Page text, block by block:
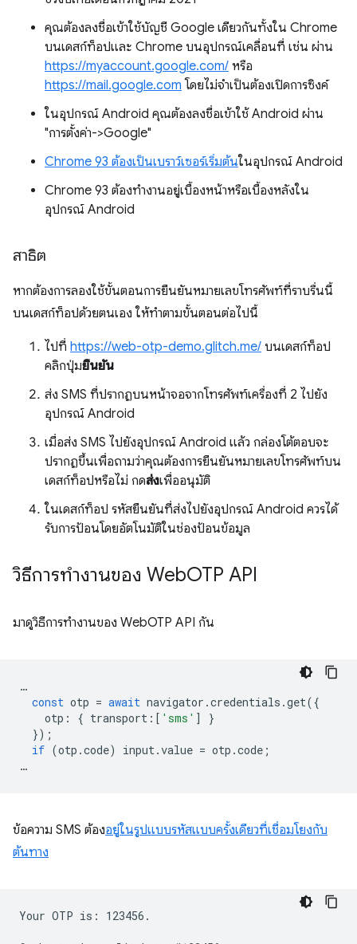
คุณต้องลงชื่อเข้าใช้บัญชี Google เดียวกันทั้งใน Chrome
บนเดสก์ท็อปและ Chrome บนอุปกรณ์เคลื่อนที่ เช่น ผ่าน
https://myaccount.google.com/ หรือ
https://mail.google.com โดยไม่จำเป็นต้องเปิดการซิงค์
ในอุปกรณ์ Android คุณต้องลงชื่อเข้าใช้ Android ผ่าน
"การตั้งค่า->Google"
Chrome 93 ต้องเป็นเบราว์เซอร์เริ่มต้นในอุปกรณ์ Android
Chrome 93 ต้องทำงานอยู่เบื้องหน้าหรือเบื้องหลังใน
อุปกรณ์ Android
สาธิต
หากต้องการลองใช้ขั้นตอนการยืนยันหมายเลขโทรศัพท์ที่ราบรื่นนี้
บนเดสก์ท็อปด้วยตนเอง ให้ทำตามขั้นตอนต่อไปนี้
ไปที่ https://web-otp-demo.glitch.me/ บนเดสก์ท็อป
คลิกปุ่มยืนยัน
ส่ง SMS ที่ปรากฏบนหน้าจอจากโทรศัพท์เครื่องที่ 2 ไปยัง
อุปกรณ์ Android
เมื่อส่ง SMS ไปยังอุปกรณ์ Android แล้ว กล่องโต้ตอบจะ
ปรากฏขึ้นเพื่อถามว่าคุณต้องการยืนยันหมายเลขโทรศัพท์บน
เดสก์ท็อปหรือไม่ กดส่งเพื่ออนุมัติ
ในเดสก์ท็อป รหัสยืนยันที่ส่งไปยังอุปกรณ์ Android ควรได้
รับการป้อนโดยอัตโนมัติในช่องป้อนข้อมูล
วิธีการทำงานของ WebOTP API
มาดูวิธีการทำงานของ WebOTP API กัน
…
const otp = await navigator .credentials .get({
otp : { transport : [ 'sms' ]
}
});
if (otp .code) input .value = otp .code ;
…
ข้อความ SMS ต้องอยู่ในรูปแบบรหัสแบบครั้งเดียวที่เชื่อมโยงกับ
ต้นทาง
Your OTP is: 123456.